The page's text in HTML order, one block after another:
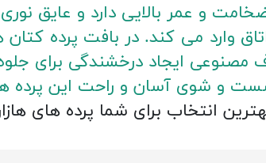
و عمر بالایی دارد و عایق
مصنوعی ایجاد درخشندگی برای
شست و شوی آسان و راحت این
انتخاب برای شما پرده های